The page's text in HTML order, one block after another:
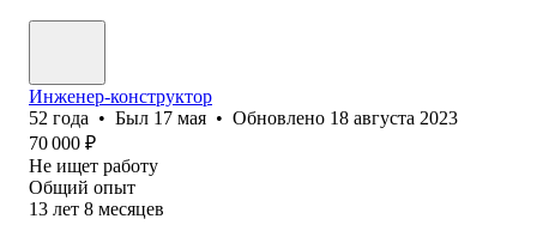
Инженер-конструктор
52 года • Был 17 мая • Обновлено 18 августа 2023
70 000 ₽
Не ищет работу
Общий опыт
13 лет 8 месяцев